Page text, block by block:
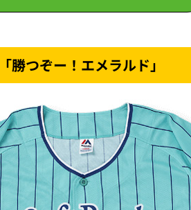
つぞー！エメラルド」